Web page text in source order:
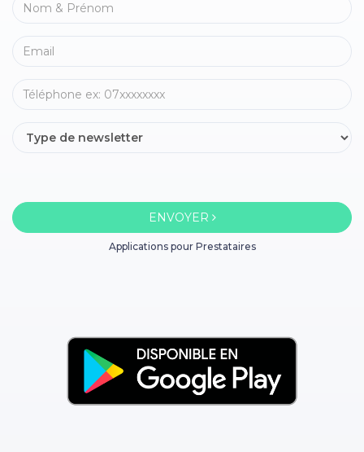
ENVOYER
Applications pour Prestataires